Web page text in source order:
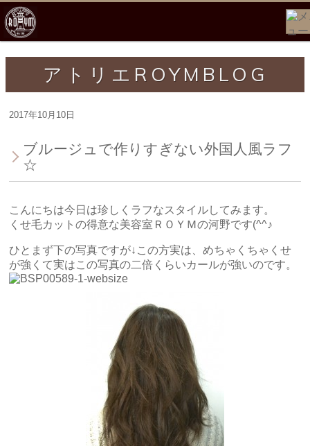
アトリエROYMBLOG
2017年10月10日
ブルージュで作りすぎない外国人風ラフ
☆
こんにちは今日は珍しくラフなスタイルしてみます。
くせ毛カットの得意な美容室ＲＯＹＭの河野です(^^♪
ひとまず下の写真ですが↓この方実は、めちゃくちゃくせ
が強くて実はこの写真の二倍くらいカールが強いのです。